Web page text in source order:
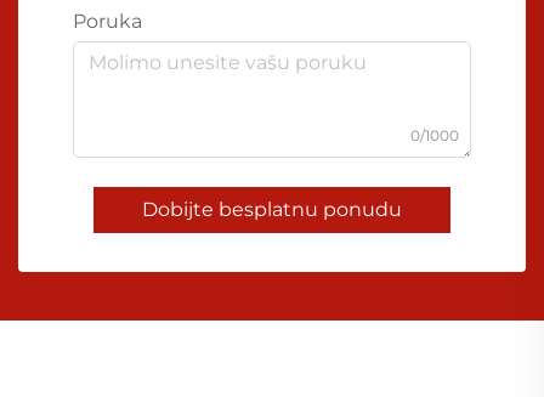
Poruka
0/1000
Dobijte besplatnu ponudu